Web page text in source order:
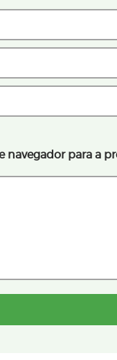
navegador para a